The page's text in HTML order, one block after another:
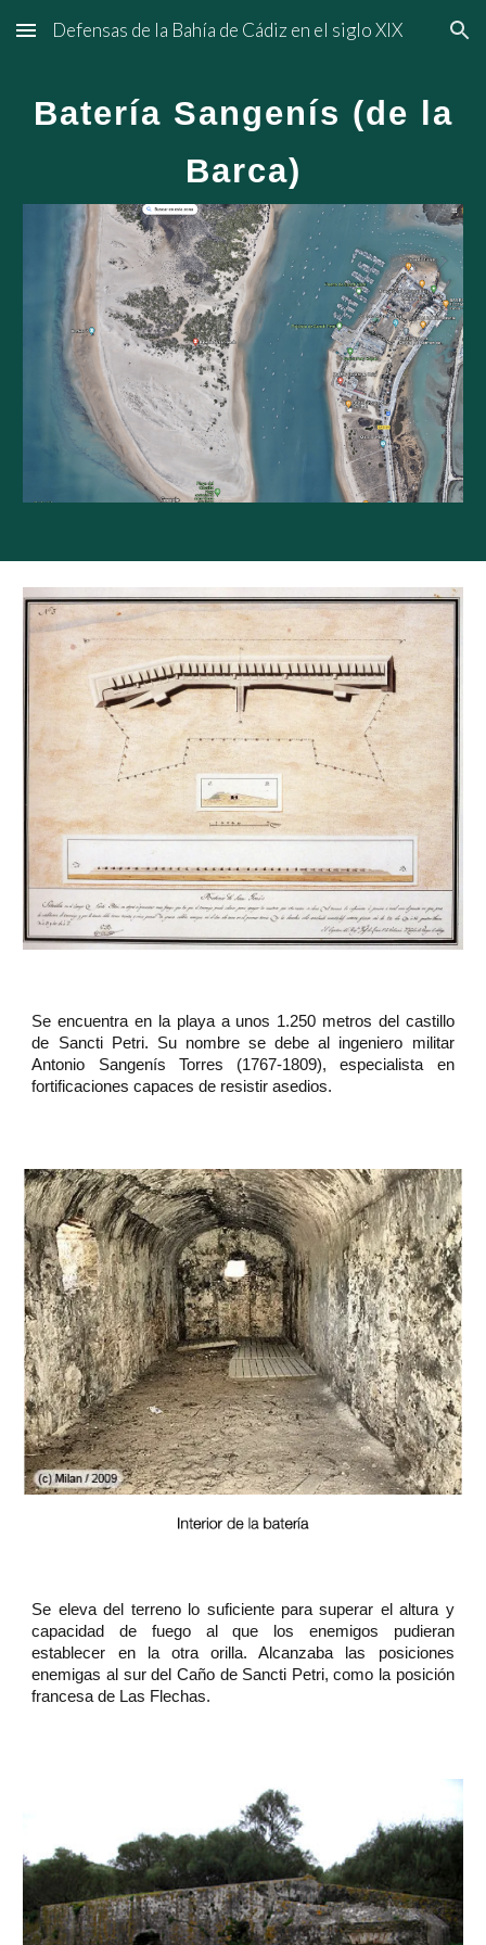
Skip to main content Skip to navigation
Defensas de la Bahía de Cádiz en el siglo XIX
Batería Sangenís (de la
Barca)
Se encuentra en la playa a unos 1.250 metros del castillo
de Sancti Petri. Su nombre se debe al ingeniero militar
Antonio Sangenís Torres (1767-1809), especialista en
fortificaciones capaces de resistir asedios.
Se eleva del terreno lo suficiente para superar el altura y
capacidad de fuego al que los enemigos pudieran
establecer en la otra orilla. Alcanzaba las posiciones
enemigas al sur del Caño de Sancti Petri, como la posición
francesa de Las Flechas.